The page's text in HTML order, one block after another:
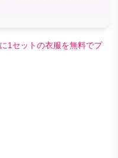
1セットの衣服を無料でプ